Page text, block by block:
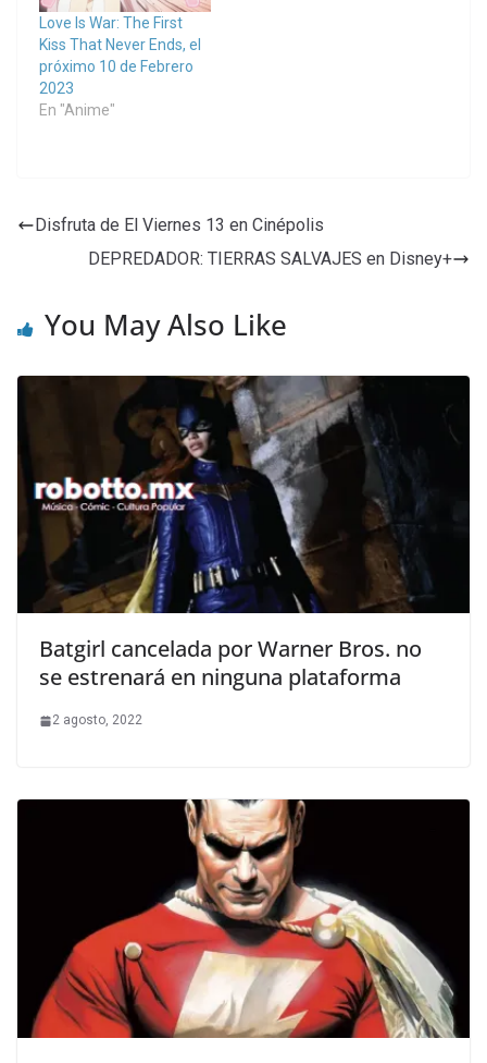
Love Is War: The First
Kiss That Never Ends, el
próximo 10 de Febrero
2023
En "Anime"
Disfruta de El Viernes 13 en Cinépolis
DEPREDADOR: TIERRAS SALVAJES en Disney+
You May Also Like
Batgirl cancelada por Warner Bros. no
se estrenará en ninguna plataforma
2 agosto, 2022